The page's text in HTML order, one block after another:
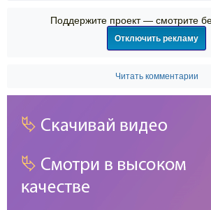
Поддержите проект — смотрите
Отключить рекламу
Читать комментарии